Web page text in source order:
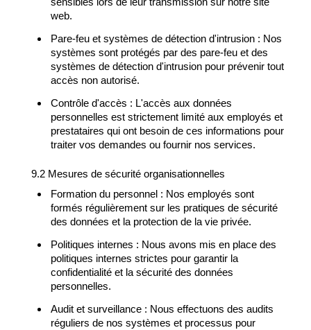
web.
Pare-feu et systèmes de détection d'intrusion : Nos
systèmes sont protégés par des pare-feu et des
systèmes de détection d'intrusion pour prévenir tout
accès non autorisé.
Contrôle d'accès : L'accès aux données
personnelles est strictement limité aux employés et
prestataires qui ont besoin de ces informations pour
traiter vos demandes ou fournir nos services.
9.2 Mesures de sécurité organisationnelles
Formation du personnel : Nos employés sont
formés régulièrement sur les pratiques de sécurité
des données et la protection de la vie privée.
Politiques internes : Nous avons mis en place des
politiques internes strictes pour garantir la
confidentialité et la sécurité des données
personnelles.
Audit et surveillance : Nous effectuons des audits
réguliers de nos systèmes et processus pour